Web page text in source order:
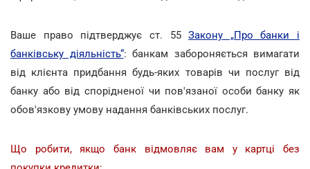
Ваше право підтверджує ст. 55Закону „Про банки і
банківську діяльність“: банкам забороняється вимагати
від клієнта придбання будь-яких товарів чи послуг від
банку або від спорідненої чи пов'язаної особи банку як
обов'язкову умову надання банківських послуг.
Що робити, якщо банк відмовляє вам у картці без